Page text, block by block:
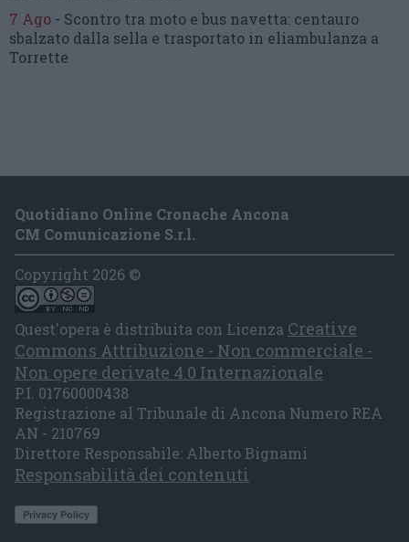
7 Ago - Scontro tra moto e bus navetta: centauro
sbalzato dalla sella e trasportato in eliambulanza a
Torrette
Quotidiano Online Cronache Ancona
CM Comunicazione S.r.l.
Copyright 2026 ©
Quest'opera è distribuita con Licenza Creative
Commons Attribuzione - Non commerciale -
Non opere derivate 4.0 Internazionale
P.I. 01760000438
Registrazione al Tribunale di Ancona Numero REA
AN - 210769
Direttore Responsabile: Alberto Bignami
Responsabilità dei contenuti